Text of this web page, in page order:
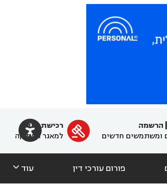

הרשמה
ומשתמשים חדשים

רכישת מנוי
למאגר הפסיקה
פורום עורכי דין עוד 